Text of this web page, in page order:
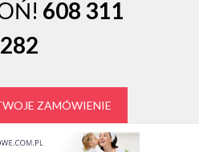
608 311
282
ZAMÓWIENIE